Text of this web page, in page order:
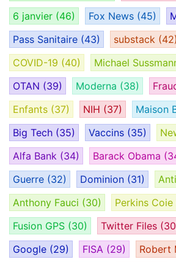
6 janvier (46) Fox News (45)
Pass Sanitaire (43) substack (42)
COVID-19 (40) Michael
OTAN (39) Moderna (38)
Enfants (37) NIH (37) Maison
Big Tech (35) Vaccins (35)
Alfa Bank (34) Barack Obama
Guerre (32) Dominion (31)
Anthony Fauci (30) Perkins Coie
Fusion GPS (30) Twitter Files
Google (29) FISA (29) Robert